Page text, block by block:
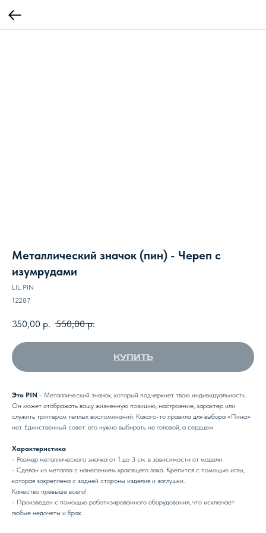
Металлический значок (пин) - Череп с
изумрудами
LIL PIN
12287
350,00 р. 550,00 р.
КУПИТЬ
Это PIN - Металлический значок, который подчеркнет твою индивидуальность.
Он может отображать вашу жизненную позицию, настроение, характер или
служить триггером теплых воспоминаний. Какого-то правила для выбора «Пина»
нет. Единственный совет: его нужно выбирать не головой, а сердцем.
Характеристика
- Размер металлического значка от 1 до 3 см. в зависимости от модели.
- Сделан из металла с нанесением красящего лака. Крепится с помощью иглы,
которая закреплена с задней стороны изделия и заглушки.
Качество превыше всего!
- Произведен с помощью роботизированного оборудования, что исключает
любые недочеты и брак.